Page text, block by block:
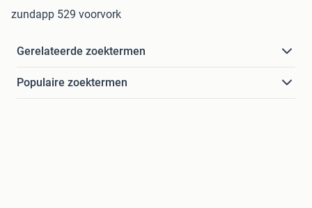
zundapp 529 voorvork
Gerelateerde zoektermen
Populaire zoektermen